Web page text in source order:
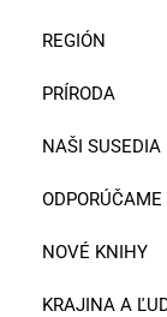
REGIÓN
PRÍRODA
NAŠI SUSEDIA
NOVÉ KNIHY
KRAJINA A